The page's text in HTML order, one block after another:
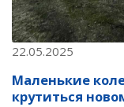
22.05.2025
Маленькие
крутиться